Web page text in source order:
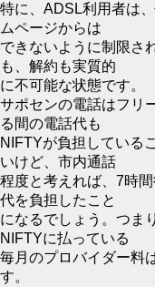
特に、ADSL利用者は
ムページからは
できないように制限さ
も、解約も実質的
に不可能な状態です。
サポセンの電話はフリ
る間の電話代も
NIFTYが負担している
いけど、市内通話
程度と考えれば、7時
代を負担したこと
になるでしょう。つま
NIFTYに払っている
毎月のプロバイダー料
す。